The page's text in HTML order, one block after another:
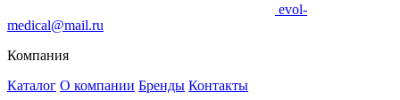
evol-
medical@mail.ru
Компания
Каталог О компании Бренды Контакты